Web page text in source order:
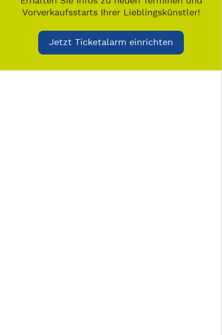
Vorverkaufsstarts Ihrer Lieblingskünstler!
Jetzt Ticketalarm einrichten